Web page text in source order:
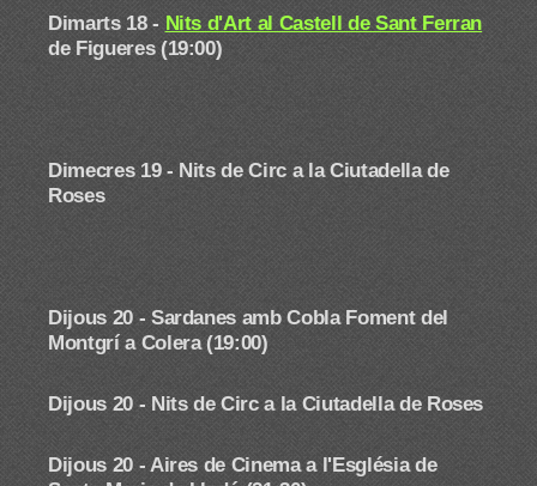
Dimarts 18 - Nits d'Art al Castell de Sant Ferran
de Figueres (19:00)
Dimecres 19 - Nits de Circ a la Ciutadella de
Roses
Dijous 20 - Sardanes amb Cobla Foment del
Montgrí a Colera (19:00)
Dijous 20 - Nits de Circ a la Ciutadella de Roses
Dijous 20 - Aires de Cinema a l'Església de